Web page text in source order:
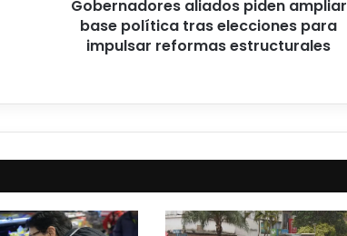
Gobernadores aliados piden ampliar
base política tras elecciones para
impulsar reformas estructurales